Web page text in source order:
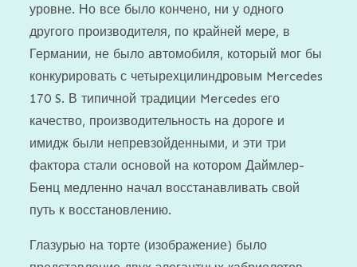
уровне. Но все было кончено, ни у одного
другого производителя, по крайней мере, в
Германии, не было автомобиля, который мог бы
конкурировать с четырехцилиндровым Mercedes
170 S. В типичной традиции Mercedes его
качество, производительность на дороге и
имидж были непревзойденными, и эти три
фактора стали основой на котором Даймлер-
Бенц медленно начал восстанавливать свой
путь к восстановлению.
Глазурью на торте (изображение) было